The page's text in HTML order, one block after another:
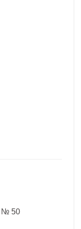
№ 50